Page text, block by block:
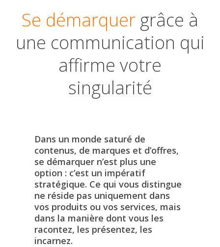
Se démarquer grâce à
une communication qui
affirme votre
singularité
Dans un monde saturé de
contenus, de marques et d’offres,
se démarquer n’est plus une
option : c’est un impératif
stratégique. Ce qui vous distingue
ne réside pas uniquement dans
vos produits ou vos services, mais
dans la manière dont vous les
racontez, les présentez, les
incarnez.